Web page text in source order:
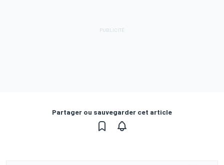
Partager ou sauvegarder cet article